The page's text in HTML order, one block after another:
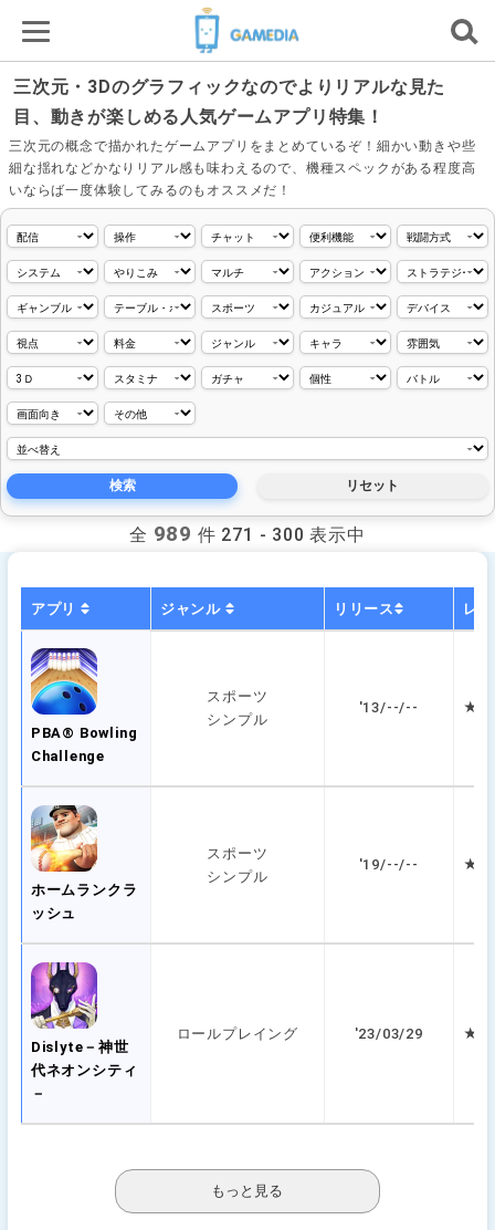
三次元・3Dのグラフィックなのでよりリアルな見た
目、動きが楽しめる人気ゲームアプリ特集！
三次元の概念で描かれたゲームアプリをまとめているぞ！細かい動きや些
細な揺れなどかなりリアル感も味わえるので、機種スペックがある程度高
いならば一度体験してみるのもオススメだ！
全 989 件 271 - 300 表示中
アプリ ジャンル リリース レ
PBA® Bowling
Challenge
スポーツ
シンプル
'13/--/-- ★
ホームランクラ
ッシュ
スポーツ
シンプル
'19/--/-- ★
Dislyte－神世
代ネオンシティ
－
ロールプレイング '23/03/29 ★